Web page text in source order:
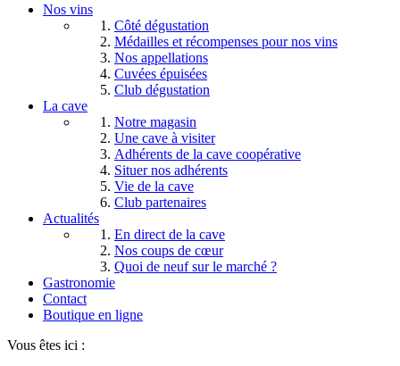
Nos vins
Côté dégustation
Médailles et récompenses pour nos vins
Nos appellations
Cuvées épuisées
Club dégustation
La cave
Notre magasin
Une cave à visiter
Adhérents de la cave coopérative
Situer nos adhérents
Vie de la cave
Club partenaires
Actualités
En direct de la cave
Nos coups de cœur
Quoi de neuf sur le marché ?
Gastronomie
Contact
Boutique en ligne
Vous êtes ici :